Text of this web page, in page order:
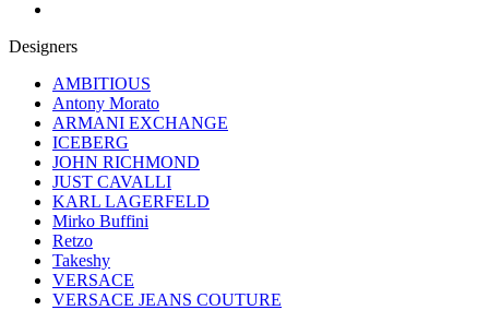
Designers
AMBITIOUS
Antony Morato
ARMANI EXCHANGE
ICEBERG
JOHN RICHMOND
JUST CAVALLI
KARL LAGERFELD
Mirko Buffini
Retzo
Takeshy
VERSACE
VERSACE JEANS COUTURE